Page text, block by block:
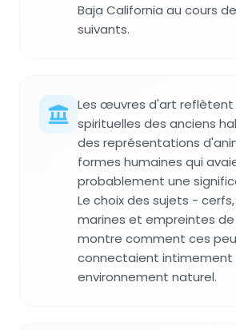
Baja California au cours
suivants.
Les œuvres d'art reflètent
spirituelles des anciens
des représentations
formes humaines qui
probablement une
Le choix des sujets -
marines et empreintes
montre comment ces
connectaient intimement
environnement naturel.